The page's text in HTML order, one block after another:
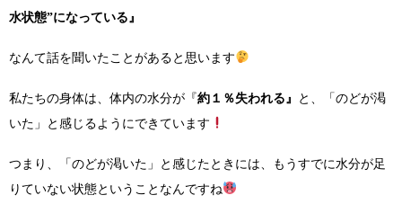
水状態”になっている』
なんて話を聞いたことがあると思います
私たちの身体は、体内の水分が『約１％失われる』
と、「のどが渇
いた」と感じるようにできています
つまり、「のどが渇いた」と感じたときには、もうすでに水分が足
りていない状態ということなんですね